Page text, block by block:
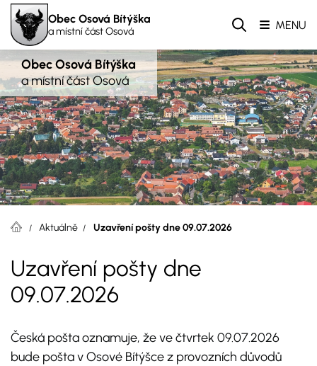
Obec Osová Bítýška
a místní část Osová MENU
Obec Osová Bítýška
a místní část Osová
Aktuálně Uzavření pošty dne 09.07.2026
Uzavření pošty dne
09.07.2026
Česká pošta oznamuje, že ve čtvrtek 09.07.2026
bude pošta v Osové Bítýšce z provozních důvodů